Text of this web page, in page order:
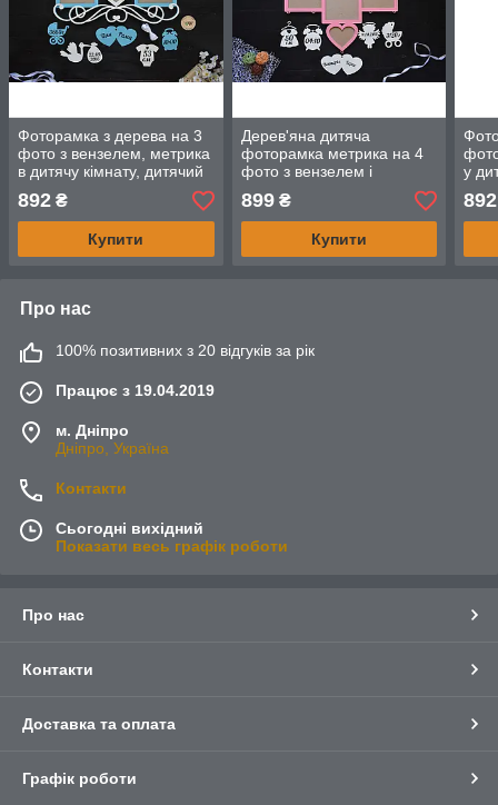
Фоторамка з дерева на 3
фото з вензелем, метрика
в дитячу кімнату, дитячий
декор. Матвій (будь-яке
ім'я)
892 ₴
Купити
Дерев'яна дитяча
фоторамка метрика на 4
фото з вензелем і
короною. Софійка (будь-
яке ім'я)
899₴
Купити
у
ім'я)
892
Про нас
100% позитивних з 20 відгуків за рік
Працює з 19.04.2019
м. Дніпро
Дніпро, Україна
Контакти
Сьогодні вихідний
Показати весь графік роботи
Про нас
Контакти
Доставка та оплата
Графік роботи